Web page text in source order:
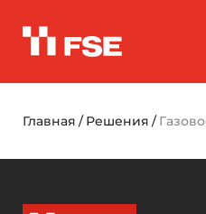
Главная Решения